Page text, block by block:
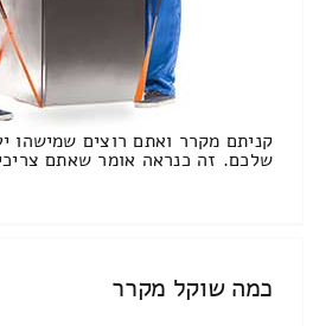
קניתם מקרר ואתם רוצים שמישהו
שלכם. זה כנראה אומר שאתם
כמה שוקל מקרר